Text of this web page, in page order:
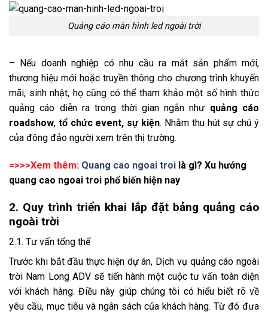
Quảng cáo màn hình led ngoài trời
– Nếu doanh nghiệp có nhu cầu ra mắt sản phẩm mới,
thương hiệu mới hoặc truyền thông cho chương trình khuyến
mãi, sinh nhật, họ cũng có thể tham khảo một số hình thức
quảng cáo diễn ra trong thời gian ngắn như quảng cáo
roadshow, tổ chức event, sự kiện. Nhằm thu hút sự chú ý
của đông đảo người xem trên thị trường.
=>>>Xem thêm: Quang cao ngoai troi là gì? Xu hướng
quang cao ngoai troi phổ biến hiện nay
2. Quy trình triển khai lắp đặt bảng quảng cáo
ngoài trời
2.1. Tư vấn tổng thể
Trước khi bắt đầu thực hiện dự án, Dịch vụ quảng cáo ngoài
trời Nam Long ADV sẽ tiến hành một cuộc tư vấn toàn diện
với khách hàng. Điều này giúp chúng tôi có hiểu biết rõ về
yêu cầu, mục tiêu và ngân sách của khách hàng. Từ đó đưa